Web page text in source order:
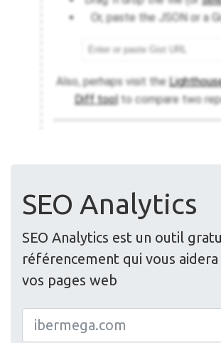
SEO Analytics
SEO Analytics est un outil
référencement qui vous aidera
vos pages web